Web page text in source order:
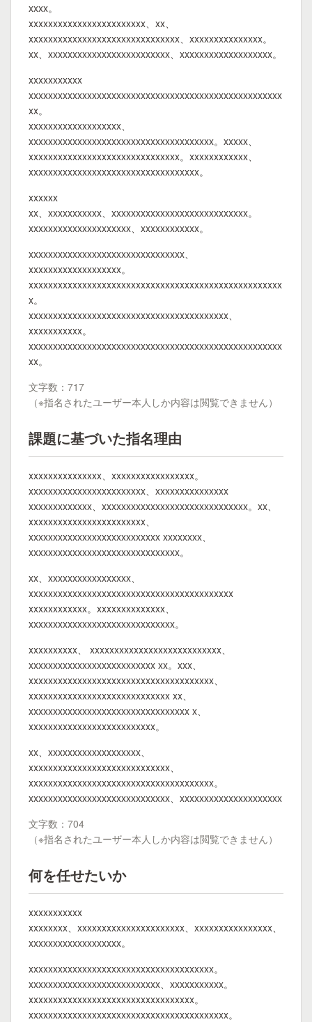
xxxx。
xxxxxxxxxxxxxxxxxxxxxxxx、xx、
xxxxxxxxxxxxxxxxxxxxxxxxxxxxxxx、xxxxxxxxxxxxxxx。
xx、xxxxxxxxxxxxxxxxxxxxxxxxx、xxxxxxxxxxxxxxxxxxx。
xxxxxxxxxxx
xxxxxxxxxxxxxxxxxxxxxxxxxxxxxxxxxxxxxxxxxxxxxxxxxxxx
xx。
xxxxxxxxxxxxxxxxxxx、
xxxxxxxxxxxxxxxxxxxxxxxxxxxxxxxxxxxxxx。xxxxx、
xxxxxxxxxxxxxxxxxxxxxxxxxxxxxxx。xxxxxxxxxxxx、
xxxxxxxxxxxxxxxxxxxxxxxxxxxxxxxxxxx。
xxxxxx
xx、xxxxxxxxxxx、xxxxxxxxxxxxxxxxxxxxxxxxxxxx。
xxxxxxxxxxxxxxxxxxxxx、xxxxxxxxxxxx。
xxxxxxxxxxxxxxxxxxxxxxxxxxxxxxxx、
xxxxxxxxxxxxxxxxxxx。
xxxxxxxxxxxxxxxxxxxxxxxxxxxxxxxxxxxxxxxxxxxxxxxxxxxx
x。
xxxxxxxxxxxxxxxxxxxxxxxxxxxxxxxxxxxxxxxxx、
xxxxxxxxxxx。
xxxxxxxxxxxxxxxxxxxxxxxxxxxxxxxxxxxxxxxxxxxxxxxxxxxx
xx。
文字数：717
（※指名されたユーザー本人しか内容は閲覧できません）
課題に基づいた指名理由
xxxxxxxxxxxxxxx、xxxxxxxxxxxxxxxxx。
xxxxxxxxxxxxxxxxxxxxxxxx、xxxxxxxxxxxxxxx
xxxxxxxxxxxxx、xxxxxxxxxxxxxxxxxxxxxxxxxxxxxx。xx、
xxxxxxxxxxxxxxxxxxxxxxxx、
xxxxxxxxxxxxxxxxxxxxxxxxxxx xxxxxxxx、
xxxxxxxxxxxxxxxxxxxxxxxxxxxxxxx。
xx、xxxxxxxxxxxxxxxxx、
xxxxxxxxxxxxxxxxxxxxxxxxxxxxxxxxxxxxxxxxxx
xxxxxxxxxxxx。xxxxxxxxxxxxxx、
xxxxxxxxxxxxxxxxxxxxxxxxxxxxxx。
xxxxxxxxxx、 xxxxxxxxxxxxxxxxxxxxxxxxxxx、
xxxxxxxxxxxxxxxxxxxxxxxxxx xx。xxx、
xxxxxxxxxxxxxxxxxxxxxxxxxxxxxxxxxxxxxx、
xxxxxxxxxxxxxxxxxxxxxxxxxxxxx xx、
xxxxxxxxxxxxxxxxxxxxxxxxxxxxxxxxx x、
xxxxxxxxxxxxxxxxxxxxxxxxxx。
xx、xxxxxxxxxxxxxxxxxxx、
xxxxxxxxxxxxxxxxxxxxxxxxxxxxx、
xxxxxxxxxxxxxxxxxxxxxxxxxxxxxxxxxxxxxx。
xxxxxxxxxxxxxxxxxxxxxxxxxxxxx、xxxxxxxxxxxxxxxxxxxxx
文字数：704
（※指名されたユーザー本人しか内容は閲覧できません）
何を任せたいか
xxxxxxxxxxx
xxxxxxxx、xxxxxxxxxxxxxxxxxxxxxx、xxxxxxxxxxxxxxxx、
xxxxxxxxxxxxxxxxxxx。
xxxxxxxxxxxxxxxxxxxxxxxxxxxxxxxxxxxxxx。
xxxxxxxxxxxxxxxxxxxxxxxxxxx、xxxxxxxxxxx。
xxxxxxxxxxxxxxxxxxxxxxxxxxxxxxxxxx。
xxxxxxxxxxxxxxxxxxxxxxxxxxxxxxxxxxxxxxxxx。